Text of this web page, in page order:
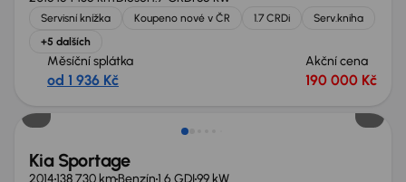
Servisní knížka Koupeno nové v ČR 1.7 CRDi
Serv.kniha
+5 dalších
Měsíční splátka
od 1 936 Kč
Akční cena
190 000 Kč
Kia Sportage
2014138 730 kmBenzín1.6 GDI99 kW